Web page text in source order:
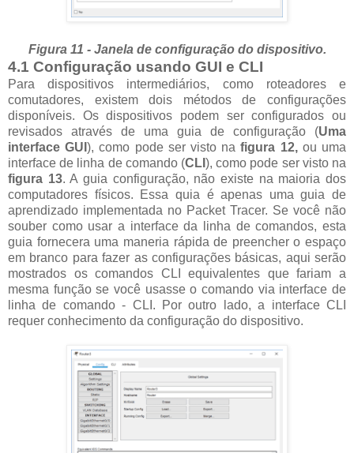
Figura 11 - Janela de configuração do dispositivo.
4.1 Configuração usando GUI e CLI
Para dispositivos intermediários, como roteadores e
comutadores, existem dois métodos de configurações
disponíveis. Os dispositivos podem ser configurados ou
revisados através de uma guia de configuração (Uma
interface GUI), como pode ser visto nafigura 12, ou uma
interface de linha de comando (CLI ), como pode ser visto na
figura 13. A guia configuração, não existe na maioria dos
computadores físicos. Essa quia é apenas uma guia de
aprendizado implementada no Packet Tracer. Se você não
souber como usar a interface da linha de comandos, esta
guia fornecera uma maneria rápida de preencher o espaço
em branco para fazer as configurações básicas, aqui serão
mostrados os comandos CLI equivalentes que fariam a
mesma função se você usasse o comando via interface de
linha de comando - CLI. Por outro lado, a interface CLI
requer conhecimento da configuração do dispositivo.